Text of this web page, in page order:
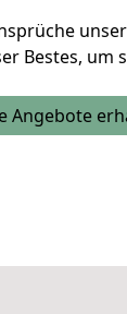
Bestes, um
Angebote